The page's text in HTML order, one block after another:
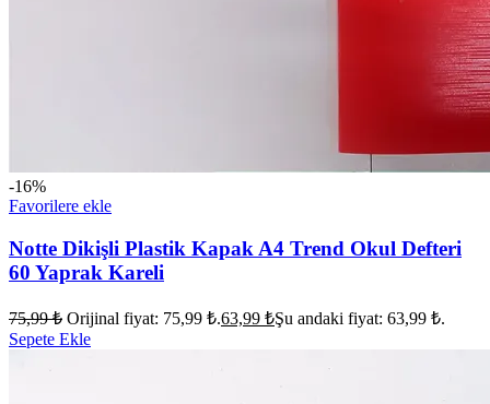
-16%
Favorilere ekle
Notte Dikişli Plastik Kapak A4 Trend Okul Defteri
60 Yaprak Kareli
75,99₺ Orijinal fiyat: 75,99 ₺.63,99 ₺Şu andaki fiyat: 63,99 ₺.
Sepete Ekle